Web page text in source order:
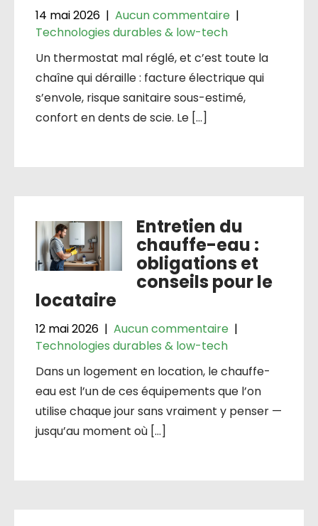
14 mai 2026 | Aucun commentaire |
Technologies durables & low-tech
Un thermostat mal réglé, et c’est toute la
chaîne qui déraille : facture électrique qui
s’envole, risque sanitaire sous-estimé,
confort en dents de scie. Le […]
Entretien du
chauffe-eau :
obligations et
conseils pour le
locataire
12 mai 2026 | Aucun commentaire |
Technologies durables & low-tech
Dans un logement en location, le chauffe-
eau est l’un de ces équipements que l’on
utilise chaque jour sans vraiment y penser —
jusqu’au moment où […]